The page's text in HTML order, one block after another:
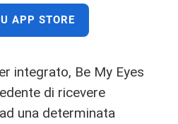
APP STORE
integrato, Be My Eyes
di ricevere
una determinata